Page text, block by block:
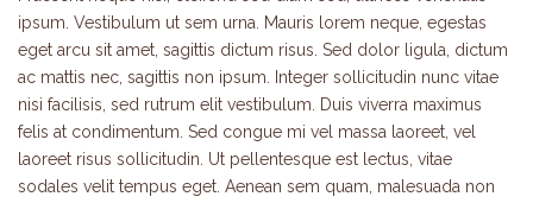
ipsum. Vestibulum ut sem urna. Mauris lorem neque, egestas
eget arcu sit amet, sagittis dictum risus. Sed dolor ligula, dictum
ac mattis nec, sagittis non ipsum. Integer sollicitudin nunc vitae
nisi facilisis, sed rutrum elit vestibulum. Duis viverra maximus
felis at condimentum. Sed congue mi vel massa laoreet, vel
laoreet risus sollicitudin. Ut pellentesque est lectus, vitae
sodales velit tempus eget. Aenean sem quam, malesuada non